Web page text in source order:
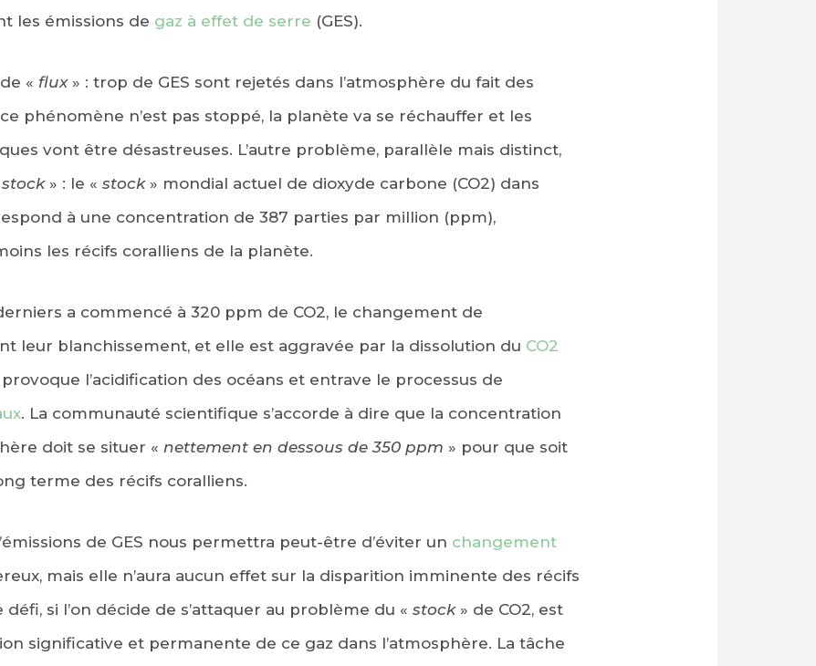
les émissions de gaz à effet de serre (GES).
« flux» : trop de GES sont rejetés dans l’atmosphère du fait des
phénomène n’est pas stoppé, la planète va se réchauffer et les
vont être désastreuses. L’autre problème, parallèle mais distinct,
stock» : le « stock» mondial actuel de dioxyde carbone (CO2) dans
à une concentration de 387 parties par million (ppm),
les récifs coralliens de la planète.
a commencé à 320 ppm de CO2, le changement de
leur blanchissement, et elle est aggravée par la dissolution du CO2
l’acidification des océans et entrave le processus de
. La communauté scientifique s’accorde à dire que la concentration
doit se situer « nettement en dessous de 350 ppm » pour que soit
terme des récifs coralliens.
de GES nous permettra peut-être d’éviter un changement
mais elle n’aura aucun effet sur la disparition imminente des récifs
si l’on décide de s’attaquer au problème du « stock» de CO2, est
significative et permanente de ce gaz dans l’atmosphère. La tâche